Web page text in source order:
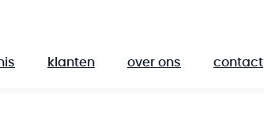
klanten over ons contact